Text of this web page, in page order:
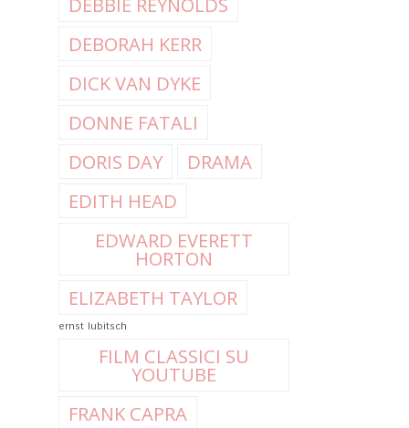
DEBORAH KERR
DICK VAN DYKE
DONNE FATALI
DORIS DAY
DRAMA
EDITH HEAD
EDWARD EVERETT
HORTON
ELIZABETH TAYLOR
ernst lubitsch
FILM CLASSICI SU
YOUTUBE
FRANK CAPRA